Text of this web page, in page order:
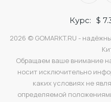
Курс: $
2026 © GOMARKT.RU -
Обращаем ваше внимание
носит исключительно
каких условиях не
определяемой